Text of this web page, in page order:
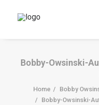
Bobby-Owsinski-
Home
Bobby
Bobby-Owsinski-